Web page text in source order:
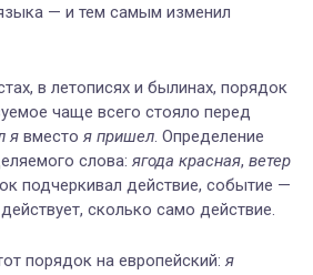
— и тем самым изменил
в летописях и былинах, порядок
чаще всего стояло перед
я вместоя пришел. Определение
слова:ягода красная, ветер
подчеркивал действие, событие —
сколько само действие.
порядок на европейский:я